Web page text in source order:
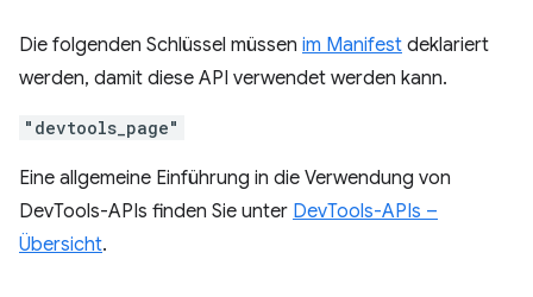
Die folgenden Schlüssel müssen im Manifest deklariert
werden, damit diese API verwendet werden kann.
"devtools_page"
Eine allgemeine Einführung in die Verwendung von
DevTools-APIs finden Sie unter DevTools-APIs –
Übersicht.